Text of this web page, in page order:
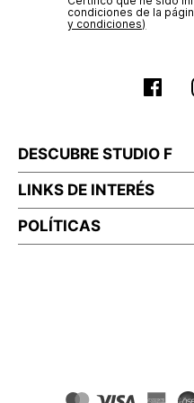
condiciones de la
y condiciones)
DESCUBRE STUDIO F
LINKS DE INTERÉS
POLÍTICAS